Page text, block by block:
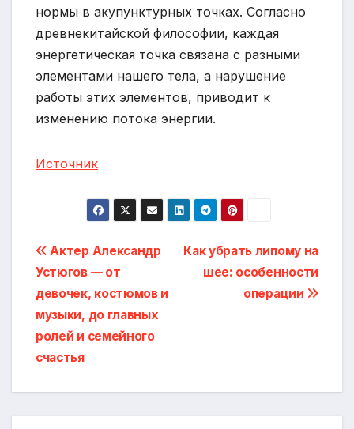
нормы в акупунктурных точках. Согласно
древнекитайской философии, каждая
энергетическая точка связана с разными
элементами нашего тела, а нарушение
работы этих элементов, приводит к
изменению потока энергии.
Источник
Навигация
по
записям
Как убрать липому на
шее: особенности
операции
Актер Александр
Устюгов — от
девочек, костюмов и
музыки, до главных
ролей и семейного
счастья